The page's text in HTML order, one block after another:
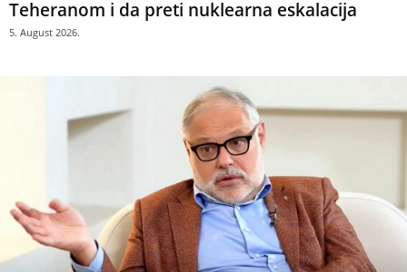
Teheranom i da preti nuklearna eskalacija
5. August 2026.